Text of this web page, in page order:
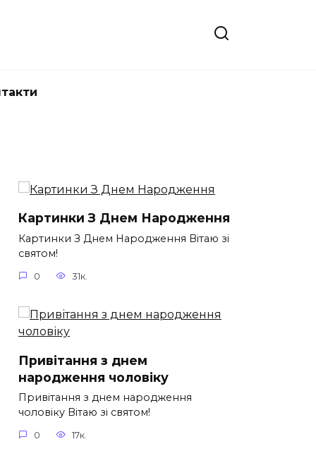
Картинки З Днем Народження
Картинки З Днем Народження Вітаю зі
святом!
0 31к.
Привітання з днем
народження чоловіку
Привітання з днем народження
чоловіку Вітаю зі святом!
0 17к.